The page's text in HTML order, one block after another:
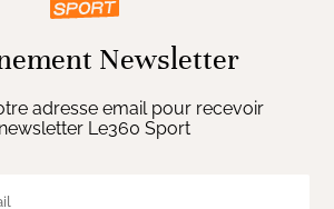
Newsletter
adresse email pour recevoir
Le360 Sport